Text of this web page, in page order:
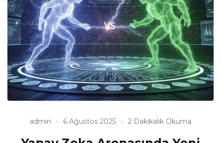
admin 6 Ağustos 2025 2 Dakikalık Okuma